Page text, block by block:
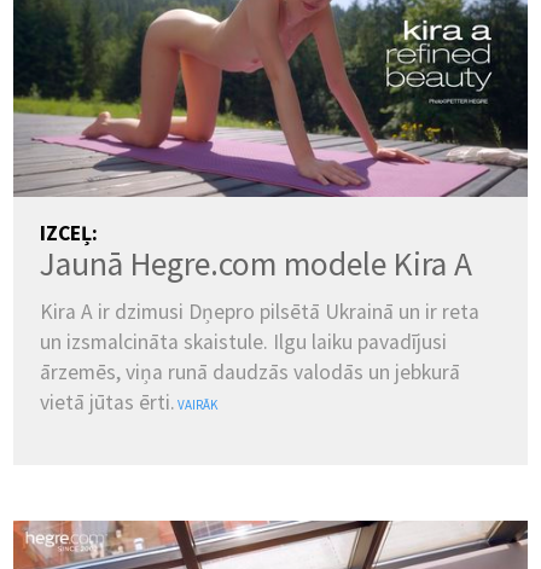
IZCEĻ:
Jaunā Hegre.com modele Kira A
Kira A ir dzimusi Dņepro pilsētā Ukrainā un ir reta
un izsmalcināta skaistule. Ilgu laiku pavadījusi
ārzemēs, viņa runā daudzās valodās un jebkurā
vietā jūtas ērti. VAIRĀK